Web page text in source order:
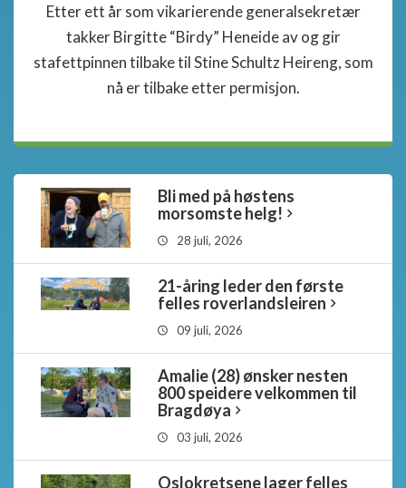
Etter ett år som vikarierende generalsekretær
takker Birgitte “Birdy” Heneide av og gir
stafettpinnen tilbake til Stine Schultz Heireng, som
nå er tilbake etter permisjon.
Bli med på høstens
morsomste helg!
28 juli, 2026
21-åring leder den første
felles roverlandsleiren
09 juli, 2026
Amalie (28) ønsker nesten
800 speidere velkommen til
Bragdøya
03 juli, 2026
Oslokretsene lager felles